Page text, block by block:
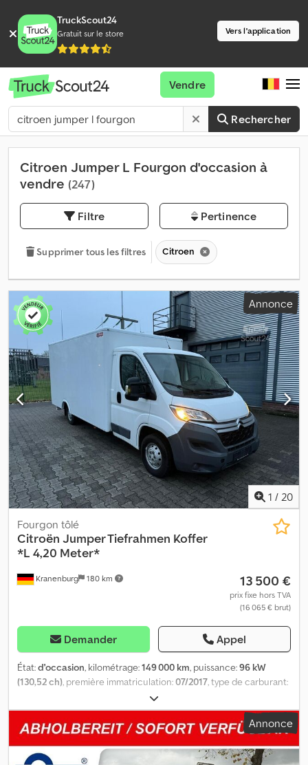
TruckScout24
Gratuit sur le store Vers l'application
Rechercher
Vendre
Citroen Jumper L Fourgon d'occasion à
vendre (247)
Filtre Pertinence
Supprimer tous les filtres Citroen
Annonce
1 / 20
Kranenburg 180 km
Fourgon tôlé
Citroën Jumper Tiefrahmen Koffer
*L 4,20 Meter*
13 500 €
prix fixe hors TVA
(16 065 € brut)
Demander Appel
État:d'occasion, kilométrage:149 000 km, puissance:96 kW
(130,52 ch), première immatriculation:07/2017, type de carburant:
, couleur:
mécanique, classe d'émission:Euro 6, nombre de sièges:2,
longueur de l'espace de chargement:4 200 mm, largeur de
l’espace de chargement:
2 160 mm
, hauteur de l'espace de
chargement:
1 990 mm , Équipement:filtre à particules,
Annonce